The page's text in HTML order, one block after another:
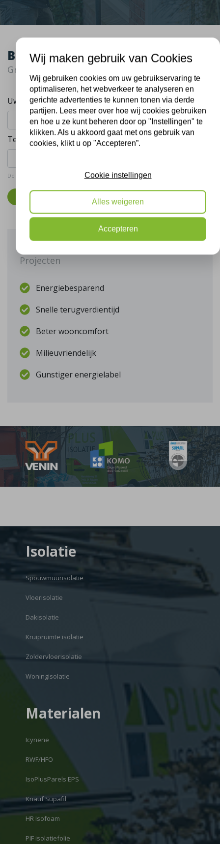
Bel mij terug
Gratis, vrijblijvend advies
Uw naam:
Telefoonnummer:
De gegevens die u hier verstrekt vallen onder onsprivacy statement
Bel mij terug
Projecten
Energiebesparend
Snelle terugverdientijd
Beter wooncomfort
Milieuvriendelijk
Gunstiger energielabel
Isolatie
Spouwmuurisolatie
Vloerisolatie
Dakisolatie
Kruipruimte isolatie
Zoldervloerisolatie
Woningisolatie
Materialen
Icynene
RWF/HFO
IsoPlusParels EPS
Knauf Supafil
HR Isofoam
PIF isolatiefolie
Wij maken gebruik van Cookies
Wij gebruiken cookies om uw gebruikservaring te
optimaliseren, het webverkeer te analyseren en
gerichte advertenties te kunnen tonen via derde
partijen. Lees meer over hoe wij cookies gebruiken
en hoe u ze kunt beheren door op "Instellingen" te
klikken. Als u akkoord gaat met ons gebruik van
cookies, klikt u op "Accepteren”.
Cookie instellingen
Alles weigeren
Accepteren